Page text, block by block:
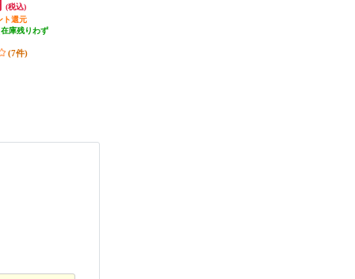
7202
(税込)
ト還元
庫残りわず
(7件)